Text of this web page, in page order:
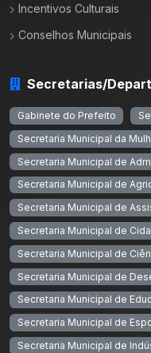
Incentivos Culturais
Conselhos Municipais
Secretarias/
Gabinete do Prefeito
Secretaria Municipal da
Secretaria Municipal de
Secretaria Municipal de
Secretaria Municipal de
Secretaria Municipal de
Secretaria Municipal de
Secretaria Municipal de
Secretaria Municipal de
Secretaria Municipal de
Secretaria Municipal de